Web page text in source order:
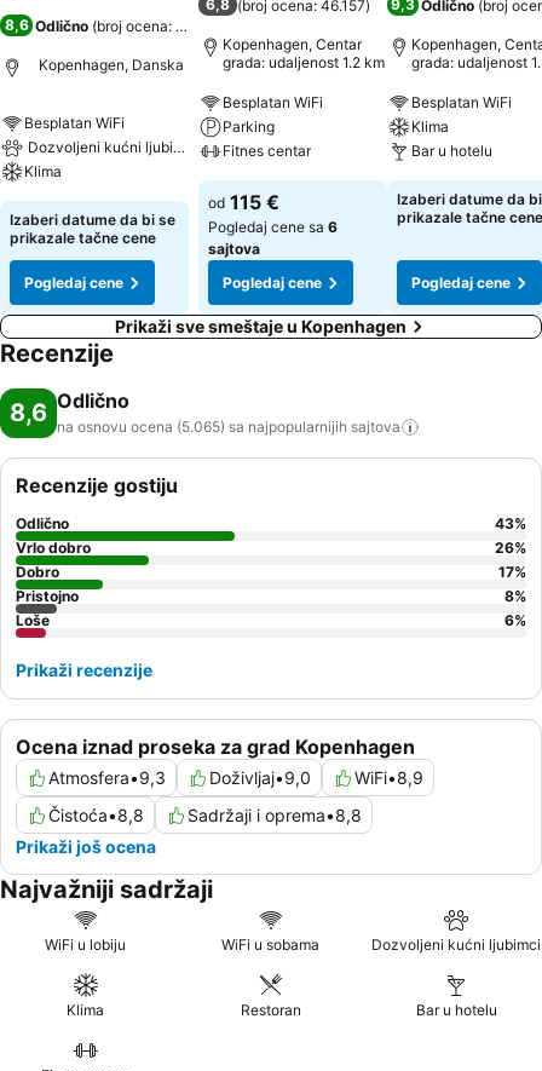
8,6 Odlično (broj ocena: 5.065
Kopenhagen, Danska
Besplatan WiFi
Dozvoljeni kućni ljubimci
Klima
Izaberi datume da bi se
prikazale tačne cene
Pogledaj cene
6,8 (broj ocena: 46.157)
Kopenhagen, Centar
grada: udaljenost 1.2 km
Besplatan WiFi
Parking
Fitnes centar
od 115 €
Pogledaj cene sa 6
sajtova
Pogledaj cene
9,3 Odlično (broj
Kopenhagen,
grada: udaljenost
Besplatan WiFi
Klima
Bar u hotelu
Izaberi datume da
prikazale tačne cene
Pogledaj cene
Prikaži sve smeštaje u Kopenhagen
Recenzije
8,6 Odlično
na osnovu ocena (5.065) sa najpopularnijih sajtova
Ocena iznad proseka za grad Kopenhagen
Atmosfera•9,3 Doživljaj•9,0 WiFi•8,9
Čistoća•8,8 Sadržaji i oprema•8,8
Prikaži još ocena
Recenzije gostiju
Odlično 43%
Vrlo dobro
26%
Dobro
17%
Pristojno
8%
Loše
6%
Prikaži recenzije
Najvažniji sadržaji
WiFi u lobiju WiFi u sobama Dozvoljeni kućni ljubimci
Klima Restoran Bar u hotelu